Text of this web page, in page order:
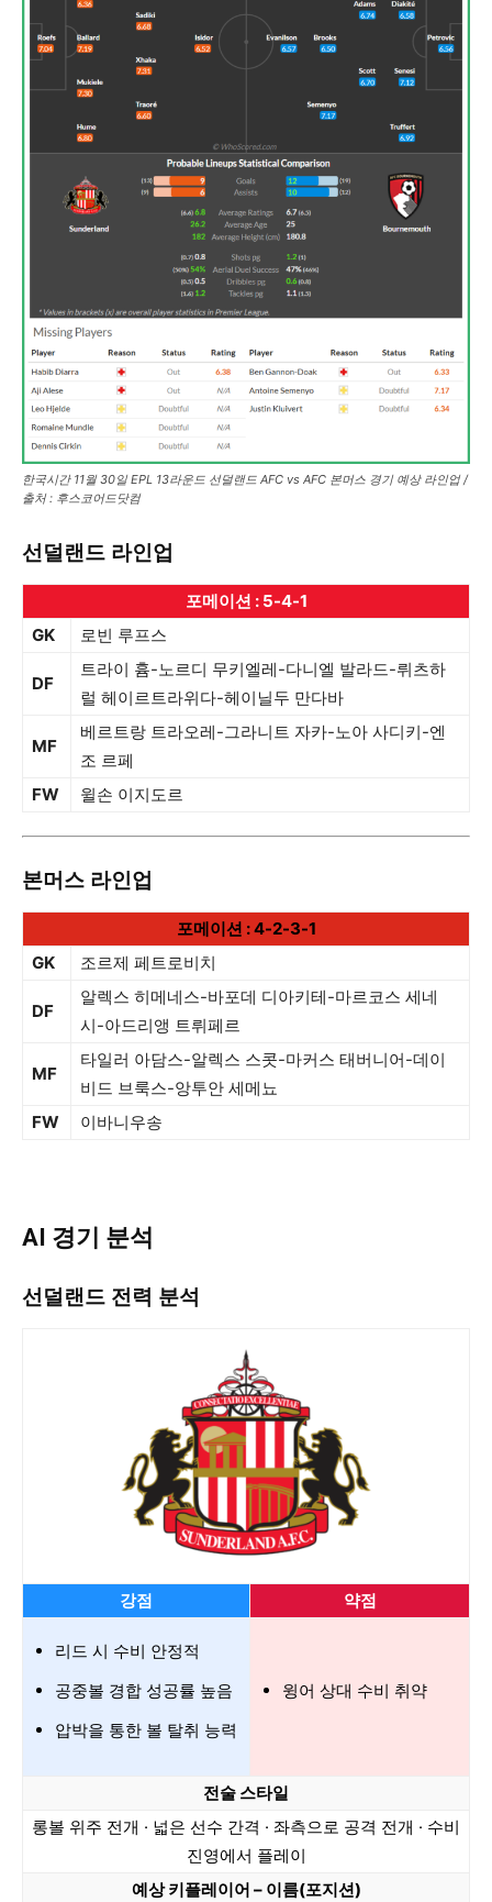
한국시간 11월 30일 EPL 13라운드 선덜랜드 AFC vs AFC 본머스 경기 예상 라인업 /
출처 : 후스코어드닷컴
선덜랜드 라인업
포메이션 : 5-4-1
GK
로빈 루프스
DF
트라이 흄-노르디 무키엘레-다니엘 발라드-뤼츠하
럴 헤이르트라위다-헤이닐두 만다바
MF
베르트랑 트라오레-그라니트 자카-노아 사디키-엔
조 르페
FW
윌손 이지도르
본머스 라인업
포메이션 : 4-2-3-1
GK
조르제 페트로비치
DF
알렉스 히메네스-바포데 디아키테-마르코스 세네
시-아드리앵 트뤼페르
MF
타일러 아담스-알렉스 스콧-마커스 태버니어-데이
비드 브룩스-앙투안 세메뇨
FW
이바니우송
AI 경기 분석
선덜랜드 전력 분석
강점 약점
리드 시 수비 안정적
공중볼 경합 성공률 높음
압박을 통한 볼 탈취 능력
윙어 상대 수비 취약
전술 스타일
롱볼 위주 전개 · 넓은 선수 간격 · 좌측으로 공격 전개 · 수비
진영에서 플레이
예상 키플레이어 – 이름(포지션)